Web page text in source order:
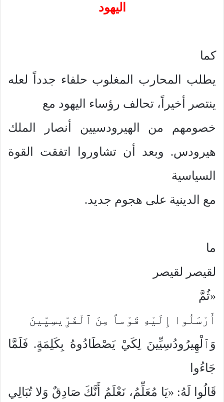
اليهود
كما
يطلب المحارب المغلوب حلفاء جدداً لعله
ينتصر أخيراً، تحالف رؤساء اليهود مع
خصومهم من الهيرودسيين أنصار الملك
هيرودس. وبعد أن تشاوروا اتفقت القوة
السياسية
مع الدينية على هجوم جديد.
ما
لقيصر لقيصر
«ثُمَّ
أَرْسَلُوا إِلَيْهِ قَوْماً مِنَ ٱلْفَرِّيسِيِّينَ
وَٱلْهِيرُودُسِيِّينَ لِكَيْ يَصْطَادُوهُ بِكَلِمَةٍ. فَلَمَّا
جَاءُوا
قَالُوا لَهُ: «يَا مُعَلِّمُ، نَعْلَمُ أَنَّكَ صَادِقٌ وَلا تُبَالِي